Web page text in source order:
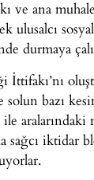
ve ana
ulusalcı
durmaya
İttifakı’nı
solun bazı
sağcı iktidar